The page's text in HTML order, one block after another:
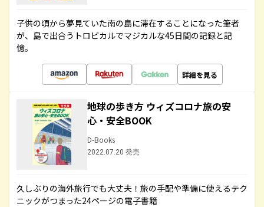
子供の頃から夢見ていた南の島に滞在することになった筆者
が、島で出合うトロピカルでマジカルな45日間の記録と記
憶。
詳細を見る
地球の歩き方 ウィズコロナ旅の安
心・安全BOOK
D-Books
2022.07.20 発売
久しぶりの海外旅行でも大丈夫！旅の手配や準備に使えるテク
ニックがつまった24ページの電子書籍